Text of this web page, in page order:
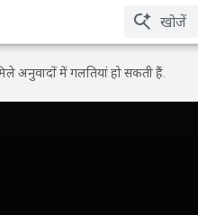
अनुवादों में गलतियां हो सकती हैं.